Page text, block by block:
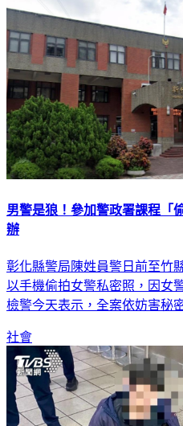
男警是狼！參加警政署課程
辦
彰化縣警局陳姓員警日前至竹
以手機偷拍女警私密照，因女
檢警今天表示，全案依妨害秘
社會